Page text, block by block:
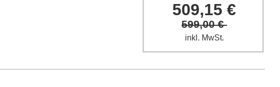
509,15 €
599,00 €
inkl. MwSt.